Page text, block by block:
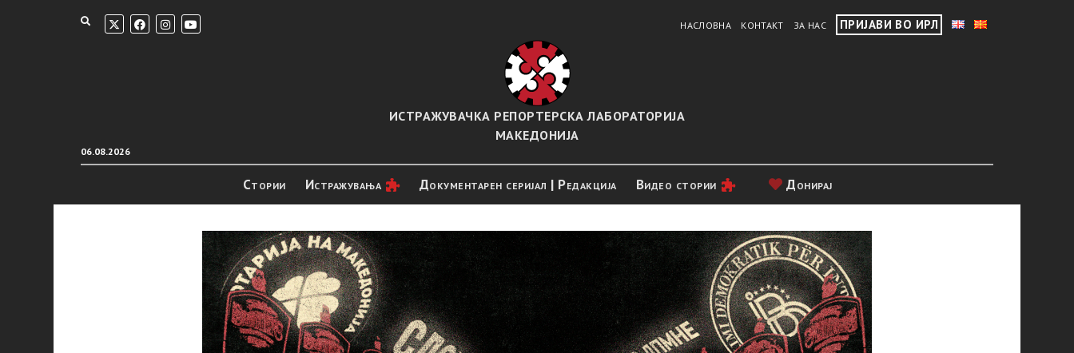
НАСЛОВНА КОНТАКТ ЗА НАС ПРИЈАВИ ВО ИРЛ
06.08.2026
ИСТРАЖУВАЧКА РЕПОРТЕРСКА ЛАБОРАТОРИЈА
МАКЕДОНИЈА
Стории Истражувањa Документарен серијал | Редакција Видео стории Донирај